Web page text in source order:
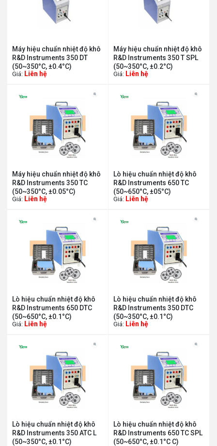
Máy hiệu chuẩn nhiệt độ khô
R&D Instruments 350 DT
(50~350°C, ±0.4°C)
Giá: Liên hệ
Máy hiệu chuẩn nhiệt độ khô
R&D Instruments 350 T SPL
(50~350°C, ±0.2°C)
Giá: Liên hệ
Máy hiệu chuẩn nhiệt độ khô
R&D Instruments 350 TC
(50~350°C, ±0.05°C)
Giá: Liên hệ
Lò hiệu chuẩn nhiệt độ khô
R&D Instruments 650 TC
(50~650°C, ±05°C)
Giá: Liên hệ
Lò hiệu chuẩn nhiệt độ khô
R&D Instruments 650 DTC
(50~650°C, ±0.1°C)
Giá: Liên hệ
Lò hiệu chuẩn nhiệt độ khô
R&D Instruments 350 DTC
(50~350°C, ±0.1°C)
Giá: Liên hệ
Lò hiệu chuẩn nhiệt độ khô
R&D Instruments 350 ATC L
(50~350°C, ±0.1°C)
Lò hiệu chuẩn nhiệt độ khô
R&D Instruments 650 TC SPL
(50~650°C, ±0.1°C C)